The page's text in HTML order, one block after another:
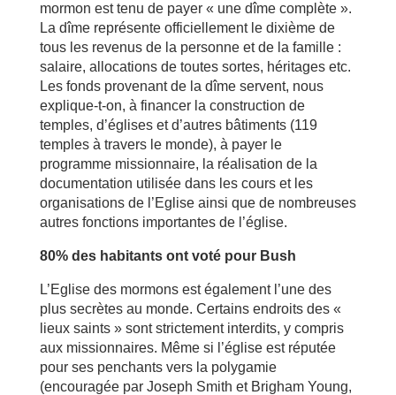
mormon est tenu de payer « une dîme complète ».
La dîme représente officiellement le dixième de
tous les revenus de la personne et de la famille :
salaire, allocations de toutes sortes, héritages etc.
Les fonds provenant de la dîme servent, nous
explique-t-on, à financer la construction de
temples, d’églises et d’autres bâtiments (119
temples à travers le monde), à payer le
programme missionnaire, la réalisation de la
documentation utilisée dans les cours et les
organisations de l’Eglise ainsi que de nombreuses
autres fonctions importantes de l’église.
80% des habitants ont voté pour Bush
L’Eglise des mormons est également l’une des
plus secrètes au monde. Certains endroits des «
lieux saints » sont strictement interdits, y compris
aux missionnaires. Même si l’église est réputée
pour ses penchants vers la polygamie
(encouragée par Joseph Smith et Brigham Young,